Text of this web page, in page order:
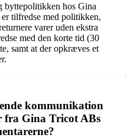
byttepolitikken hos Gina
tilfredse med politikken,
varer uden ekstra
med den korte tid (30
samt at der opkræves et
kommunikation
fra Gina Tricot ABs